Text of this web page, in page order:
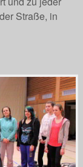
Straße, in